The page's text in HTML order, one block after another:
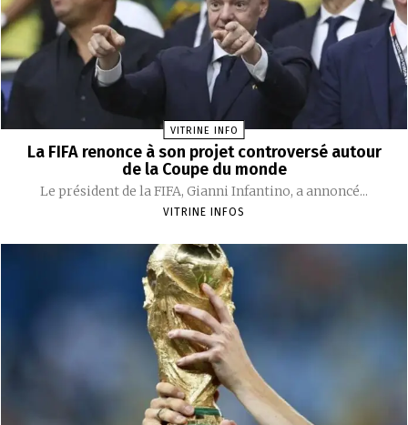
VITRINE INFO
La FIFA renonce à son projet controversé autour
de la Coupe du monde
Le président de la FIFA, Gianni Infantino, a annoncé...
VITRINE INFOS